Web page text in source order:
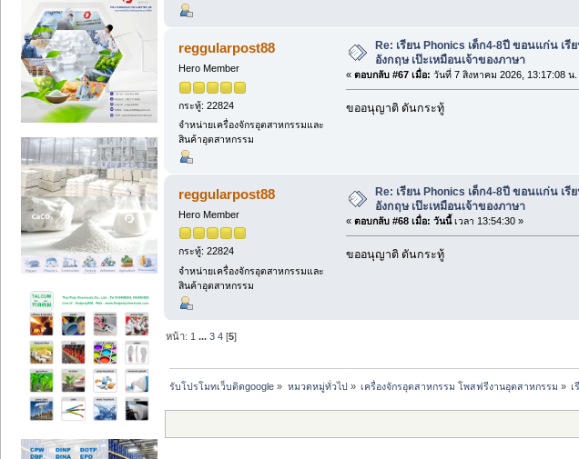
reggularpost88
Hero Member
กระทู้: 22824
จำหน่ายเครื่องจักรอุตสาหกรรมและ
สินค้าอุตสาหกรรม
Re: เรียน Phonics เด็ก4-8ปี ขอนแก่น เรี
อังกฤษ เป๊ะเหมือนเจ้าของภาษา
« ตอบกลับ #67 เมื่อ: วันที่ 7 สิงหาคม 2026, 13:17:08 น.
ขออนุญาติ ดันกระทู้
reggularpost88
Hero Member
กระทู้: 22824
จำหน่ายเครื่องจักรอุตสาหกรรมและ
สินค้าอุตสาหกรรม
Re: เรียน Phonics เด็ก4-8ปี ขอนแก่น เรี
อังกฤษ เป๊ะเหมือนเจ้าของภาษา
« ตอบกลับ #68 เมื่อ: วันนี้เวลา 13:54:30 »
ขออนุญาติ ดันกระทู้
หน้า: 1 ...3 4 [5]
รับโปรโมทเว็บติดgoogle » หมวดหมู่ทั่วไป» เครื่องจักรอุตสาหกรรม โพสฟรีงานอุตสาหกรรม » เ